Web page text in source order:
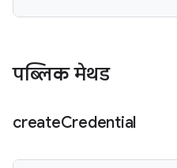
पब्लिक मेथड
createCredential